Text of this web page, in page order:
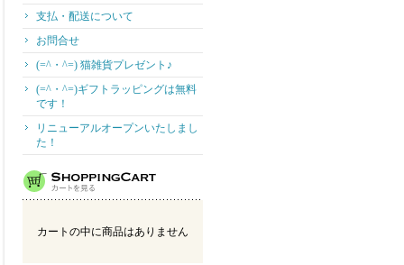
支払・配送について
お問合せ
(=^・^=) 猫雑貨プレゼント♪
(=^・^=)ギフトラッピングは無料
です！
リニューアルオープンいたしまし
た！
カートの中に商品はありません